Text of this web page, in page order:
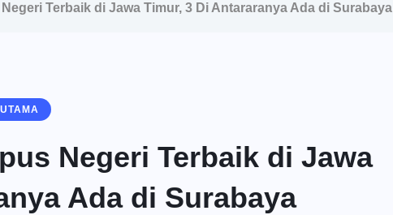
Terbaik di Jawa Timur, 3 Di Antararanya Ada di Surabaya
UTAMA
Negeri Terbaik di Jawa
Ada di Surabaya